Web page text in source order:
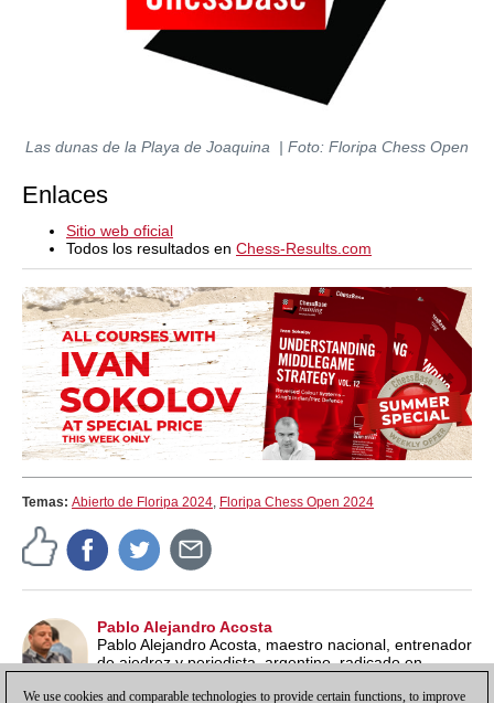
Las dunas de la Playa de Joaquina | Foto: Floripa Chess Open
Enlaces
Sitio web oficial
Todos los resultados en Chess-Results.com
Temas: Abierto de Floripa 2024, Floripa Chess Open 2024
Pablo Alejandro Acosta
Pablo Alejandro Acosta, maestro nacional, entrenador
de ajedrez y periodista, argentino, radicado en
We use cookies and comparable technologies to provide certain functions, to improve